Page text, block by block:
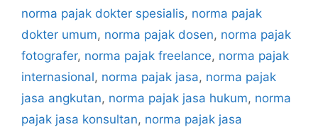
norma pajak dokter spesialis, norma pajak
dokter umum, norma pajak dosen, norma pajak
fotografer, norma pajak freelance, norma pajak
internasional, norma pajak jasa, norma pajak
jasa angkutan, norma pajak jasa hukum, norma
pajak jasa konsultan, norma pajak jasa